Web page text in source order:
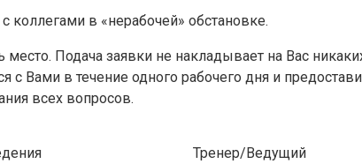
в «нерабочей» обстановке.
место. Подача заявки не накладывает на Вас
с Вами в течение одного рабочего дня и
всех вопросов.
Тренер/Ведущий